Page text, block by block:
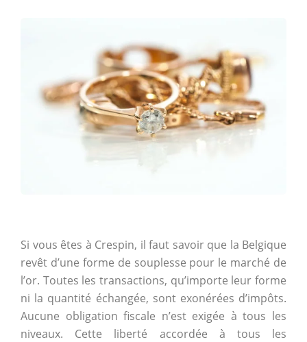
Si vous êtes à Crespin, il faut savoir que la Belgique
revêt d’une forme de souplesse pour le marché de
l’or. Toutes les transactions, qu’importe leur forme
ni la quantité échangée, sont exonérées d’impôts.
Aucune obligation fiscale n’est exigée à tous les
niveaux. Cette liberté accordée à tous les